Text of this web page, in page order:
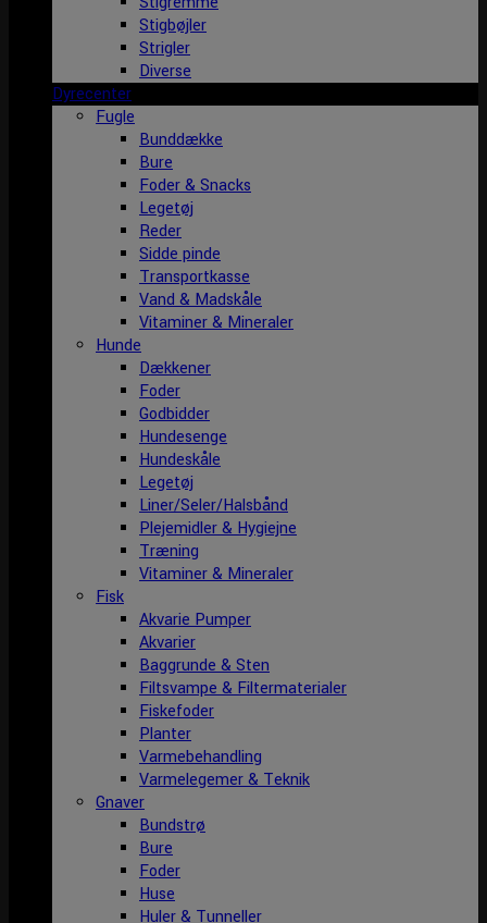
Stigbøjler
Strigler
Diverse
Dyrecenter
Fugle
Bunddække
Bure
Foder & Snacks
Legetøj
Reder
Sidde pinde
Transportkasse
Vand & Madskåle
Vitaminer & Mineraler
Hunde
Dækkener
Foder
Godbidder
Hundesenge
Hundeskåle
Legetøj
Liner/Seler/Halsbånd
Plejemidler & Hygiejne
Træning
Vitaminer & Mineraler
Fisk
Akvarie Pumper
Akvarier
Baggrunde & Sten
Filtsvampe & Filtermaterialer
Fiskefoder
Planter
Varmebehandling
Varmelegemer & Teknik
Gnaver
Bundstrø
Bure
Foder
Huse
Huler & Tunneller